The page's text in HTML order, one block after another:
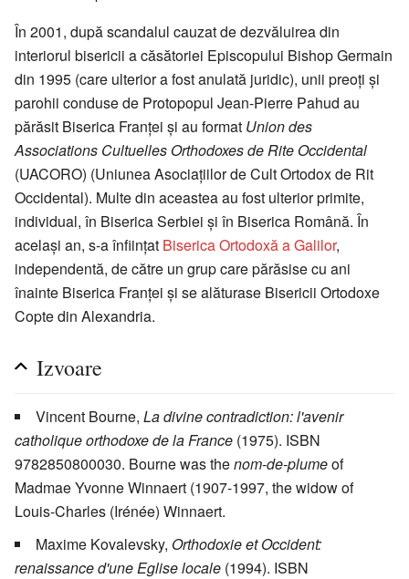
În 2001, după scandalul cauzat de dezvăluirea din
interiorul bisericii a căsătoriei Episcopului Bishop Germain
din 1995 (care ulterior a fost anulată juridic), unii preoţi şi
parohii conduse de Protopopul Jean-Pierre Pahud au
părăsit Biserica Franţei şi au format Union des
Associations Cultuelles Orthodoxes de Rite Occidental
(UACORO) (Uniunea Asociaţiilor de Cult Ortodox de Rit
Occidental). Multe din aceastea au fost ulterior primite,
individual, în Biserica Serbiei şi în Biserica Română. În
acelaşi an, s-a înfiinţat Biserica Ortodoxă a Galilor,
independentă, de către un grup care părăsise cu ani
înainte Biserica Franţei şi se alăturase Bisericii Ortodoxe
Copte din Alexandria.
Izvoare
Vincent Bourne, La divine contradiction: l'avenir
catholique orthodoxe de la France (1975). ISBN
9782850800030. Bourne was thenom-de-plumeof
Madmae Yvonne Winnaert (1907-1997, the widow of
Louis-Charles (Irénée) Winnaert.
Maxime Kovalevsky, Orthodoxie et Occident:
renaissance d'une Eglise locale (1994). ISBN